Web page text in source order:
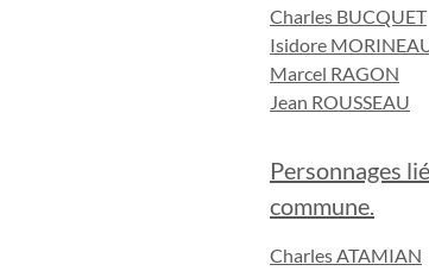
Charles BUCQUET
Isidore
Marcel RAGON
Jean ROUSSEAU
Personnages
commune.
Charles ATAMIAN